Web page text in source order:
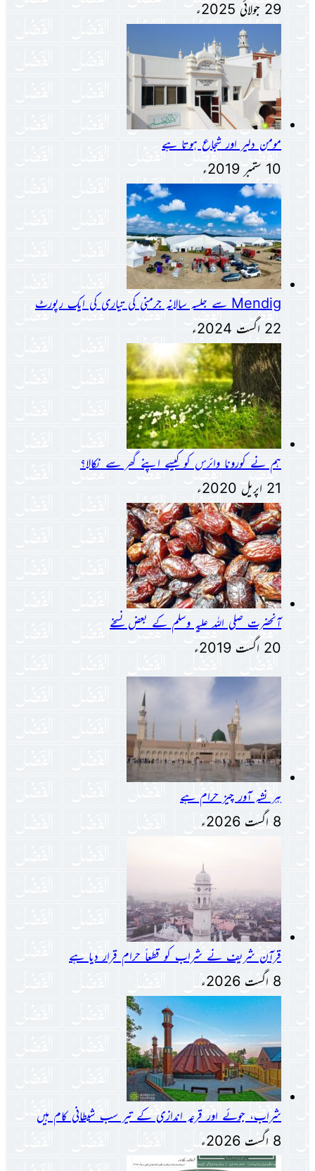
29 جولائی 2025ء
مومن دلیر اور شجاع ہوتا ہے
10 ستمبر 2019ء
Mendig سے جلسہ سالانہ جرمنی کی تیاری کی ایک رپورٹ
22 اگست 2024ء
ہم نے کورونا وائرس کو کیسے اپنے گھر سے نکالا؟
21 اپریل 2020ء
آنحضرت صلی اللہ علیہ وسلم کے بعض نسخے
20 اگست 2019ء
ہر نشہ آور چیز حرام ہے
8 اگست 2026ء
قرآن شریف نے شراب کو قطعاً حرام قرار دیا ہے
8 اگست 2026ء
شراب، جوئے اور قرعہ اندازی کے تیر سب شیطانی کام ہیں
8 اگست 2026ء